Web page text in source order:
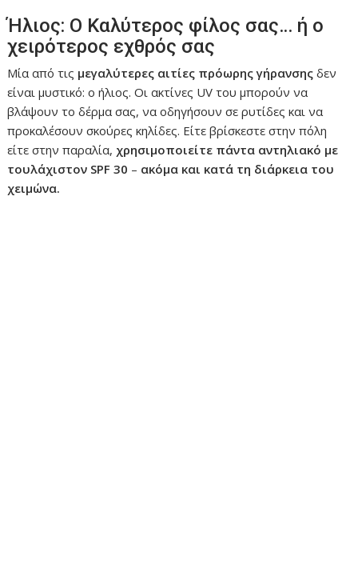
Ήλιος: Ο Καλύτερος φίλος σας… ή ο
χειρότερος εχθρός σας
Μία από τις μεγαλύτερες αιτίες πρόωρης γήρανσης δεν
είναι μυστικό: ο ήλιος. Οι ακτίνες UV του μπορούν να
βλάψουν το δέρμα σας, να οδηγήσουν σε ρυτίδες και να
προκαλέσουν σκούρες κηλίδες. Είτε βρίσκεστε στην πόλη
είτε στην παραλία, χρησιμοποιείτε πάντα αντηλιακό με
τουλάχιστον SPF 30 – ακόμα και κατά τη διάρκεια του
χειμώνα.